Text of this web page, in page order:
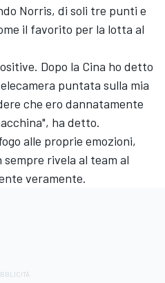
Norris, di soli tre punti e
il favorito per la lotta al
Dopo la Cina ho detto
puntata sulla mia
che ero dannatamente
ha detto.
alle proprie emozioni,
rivela al team al
veramente.